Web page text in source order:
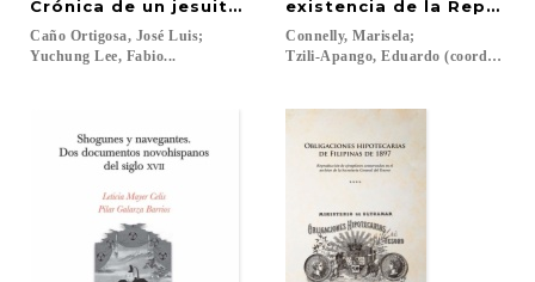
Crónica de un jesuita en China
Caño Ortigosa, José Luis;
Yuchung Lee, Fabio...
existencia de la
Connelly, Marisela;
Tzili-Apango, Eduardo (coords.)...